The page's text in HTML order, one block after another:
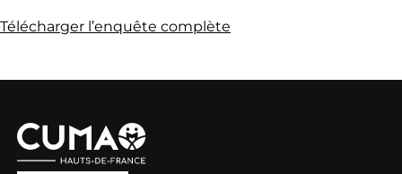
Télécharger l’enquête complète